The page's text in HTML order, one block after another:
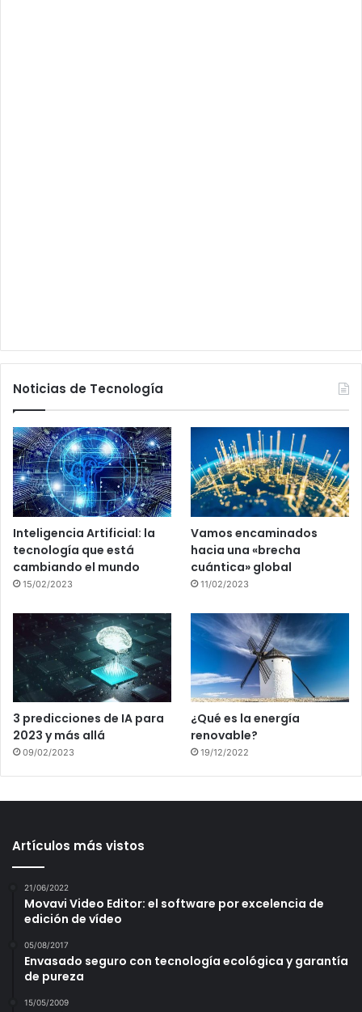
Noticias de Tecnología
Inteligencia Artificial: la
tecnología que está
cambiando el mundo
15/02/2023
Vamos encaminados
hacia una «brecha
cuántica» global
11/02/2023
3 predicciones de IA para
2023 y más allá
09/02/2023
¿Qué es la energía
renovable?
19/12/2022
Artículos más vistos
21/06/2022
Movavi Video Editor: el software por excelencia de
edición de vídeo
05/08/2017
Envasado seguro con tecnología ecológica y garantía
de pureza
15/05/2009